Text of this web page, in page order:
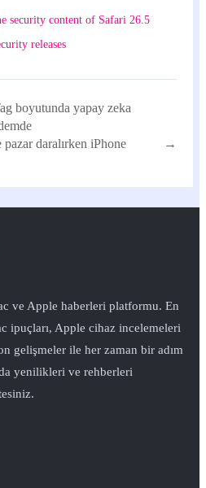
security content of Safari 26.5
releases
boyutunda yapay zeka
daralırken iPhone
→
ve Apple haberleri platformu. En
ipuçları, Apple cihaz incelemeleri
gelişmeler ile her zaman bir adım
yenilikleri ve rehberleri